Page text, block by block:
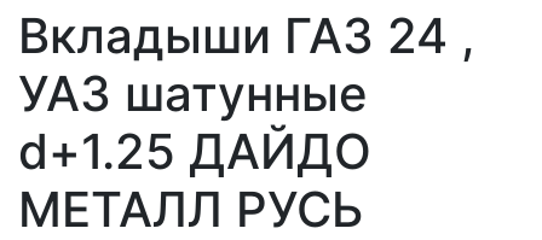
Вкладыши ГАЗ 24 ,
УАЗ шатунные
d+1.25 ДАЙДО
МЕТАЛЛ РУСЬ